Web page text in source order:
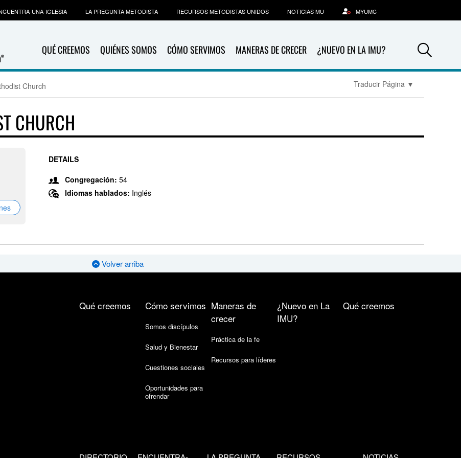
QUÉ CREEMOS QUIÉNES SOMOS CÓMO SERVIMOS MANERAS DE CRECER ¿NUEVO EN LA IMU?
UNA-IGLESIA LA PREGUNTA METODISTA RECURSOS METODISTAS UNIDOS NOTICIAS MU MYUMC
Church Traducir Página ▼
CHURCH
DETAILS
Congregación: 54
Idiomas hablados: Inglés
Volver arriba
Qué creemos Cómo servimos
Somos discípulos
Salud y Bienestar
Cuestiones sociales
Oportunidades para
ofrendar
Maneras de
crecer
Práctica de la fe
Recursos para líderes
¿Nuevo en La
IMU?
Qué creemos